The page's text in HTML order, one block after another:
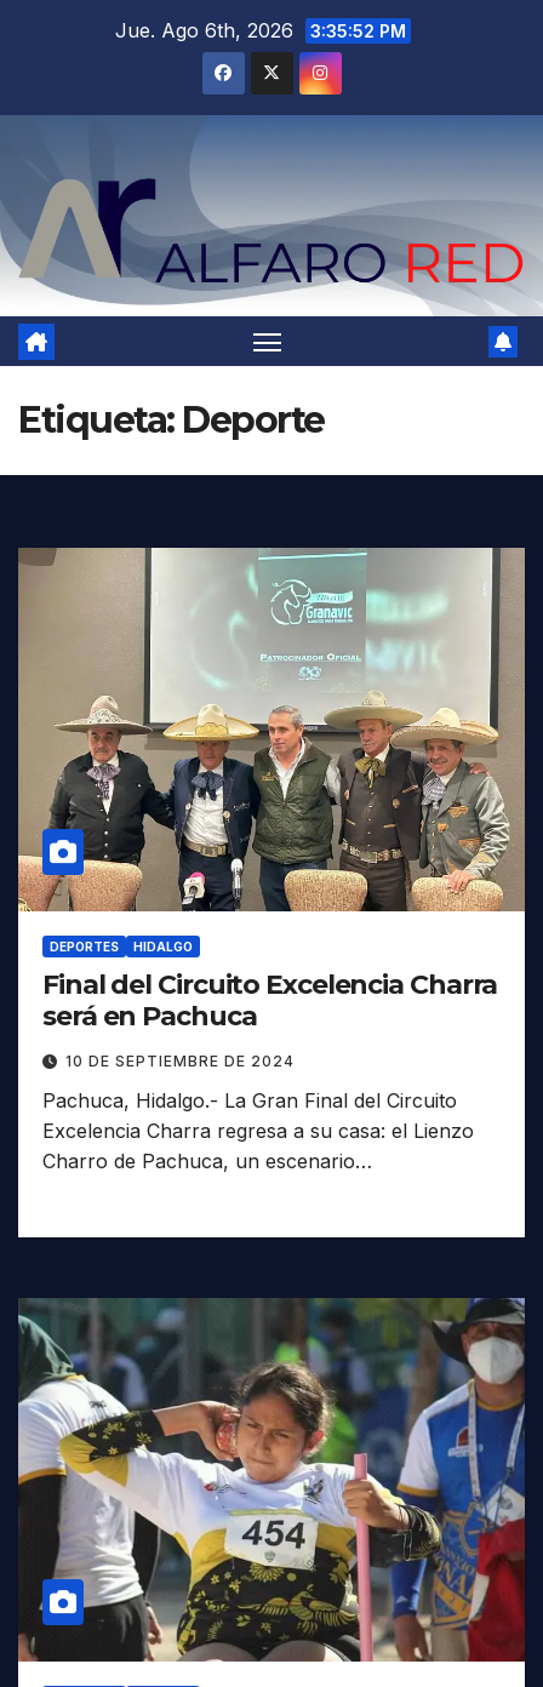
Jue. Ago 6th, 2026 3:35:54 PM
Etiqueta: Deporte
DEPORTES HIDALGO
Final del Circuito Excelencia Charra
será en Pachuca
10 DE SEPTIEMBRE DE 2024
Pachuca, Hidalgo.- La Gran Final del Circuito
Excelencia Charra regresa a su casa: el Lienzo
Charro de Pachuca, un escenario…